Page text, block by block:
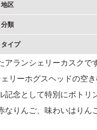
地区
分類
タイプ
ランシェリーカスクです
リーホグスヘッドの空
念として特別にボトリ
りんご、味わいはり